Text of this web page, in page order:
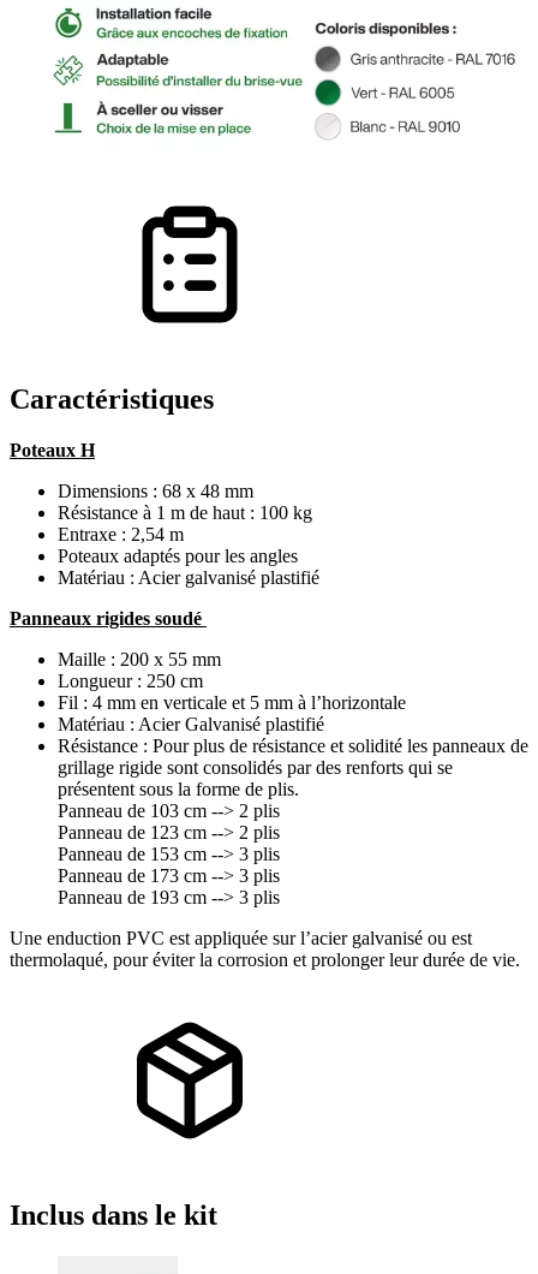
Caractéristiques
Poteaux H
Dimensions : 68 x 48 mm
Résistance à 1 m de haut : 100 kg
Entraxe : 2,54 m
Poteaux adaptés pour les angles
Matériau : Acier galvanisé plastifié
Panneaux rigides soudé
Maille : 200 x 55 mm
Longueur : 250 cm
Fil : 4 mm en verticale et 5 mm à l’horizontale
Matériau : Acier Galvanisé plastifié
Résistance : Pour plus de résistance et solidité les panneaux de
grillage rigide sont consolidés par des renforts qui se
présentent sous la forme de plis.
Panneau de 103 cm --> 2 plis
Panneau de 123 cm --> 2 plis
Panneau de 153 cm --> 3 plis
Panneau de 173 cm --> 3 plis
Panneau de 193 cm --> 3 plis
Une enduction PVC est appliquée sur l’acier galvanisé ou est
thermolaqué, pour éviter la corrosion et prolonger leur durée de vie.
Inclus dans le kit